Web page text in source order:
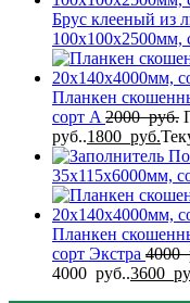
Брус клееный из
100x100x2500мм,
Планкен
сорт A 2000руб.
руб..1800 руб.
35x115x6000мм,
Планкен
сорт Экстра 4000
4000 руб..3600